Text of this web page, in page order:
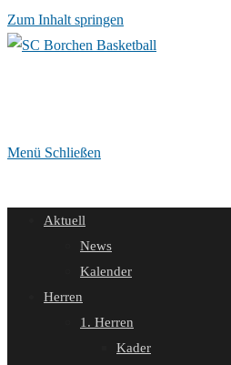
Zum Inhalt springen
Menü Schließen
Aktuell
News
Kalender
Herren
1. Herren
Kader